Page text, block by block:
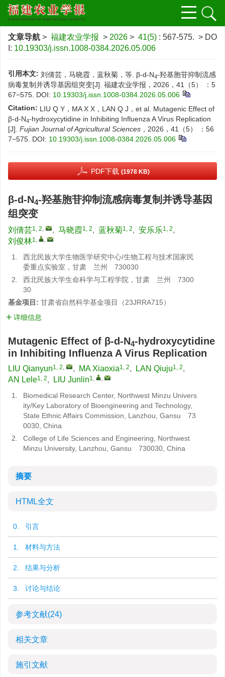
文章导航 > 福建农业学报 > 2026 > 41(5) : 567-575. > DO
I: 10.19303/j.issn.1008-0384.2026.05.006
引用本文: 刘倩芸，马晓霞，蓝秋菊，等. β-d-N4-羟基胞苷抑制流感
病毒复制并诱导基因组突变[J]. 福建农业学报，2026，41（5） ：5
67−575. DOI: 10.19303/j.issn.1008-0384.2026.05.006
Citation: LIU Q Y，MA X X，LAN Q J，et al. Mutagenic Effect of
β-d-N4-hydroxycytidine in Inhibiting Influenza A Virus Replication
[J]. Fujian Journal of Agricultural Sciences ，2026，41（5） ：56
7−575. DOI: 10.19303/j.issn.1008-0384.2026.05.006
PDF下载 (1978 KB)
β-d-N4-羟基胞苷抑制流感病毒复制并诱导基因
组突变
刘倩芸1, 2, , 马晓霞1, 2, 蓝秋菊1, 2, 安乐乐1, 2,
刘俊林1, ,
1.
西北民族大学生物医学研究中心/生物工程与技术国家民
委重点实验室，甘肃 兰州 730030
2.
西北民族大学生命科学与工程学院，甘肃 兰州 7300
30
基金项目: 甘肃省自然科学基金项目（23JRRA715）
详细信息
Mutagenic Effect of β-d-N4-hydroxycytidine
in Inhibiting Influenza A Virus Replication
LIU Qianyun1, 2, , MA Xiaoxia1, 2, LAN Qiuju1, 2,
AN Lele1, 2, LIU Junlin1, ,
1.
Biomedical Research Center, Northwest Minzu Univers
ity/Key Laboratory of Bioengineering and Technology,
State Ethnic Affairs Commission, Lanzhou, Gansu 73
0030, China
2.
College of Life Sciences and Engineering, Northwest
Minzu University, Lanzhou, Gansu 730030, China
摘要
HTML全文
0. 引言
1. 材料与方法
2. 结果与分析
3. 讨论与结论
参考文献(24)
相关文章
施引文献